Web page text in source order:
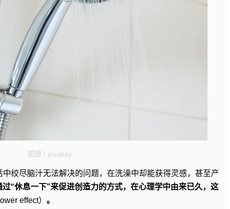
图源 | pixabay
绞尽脑汁无法解决的问题，在洗澡中却能获得灵感，甚至产
过“休息一下”来促进创造力的方式，在心理学中由来已久，这
effect） 。